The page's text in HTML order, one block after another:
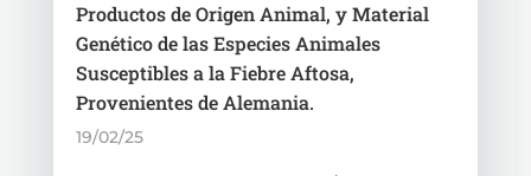
Productos de Origen Animal, y Material
Genético de las Especies Animales
Susceptibles a la Fiebre Aftosa,
Provenientes de Alemania.
19/02/25